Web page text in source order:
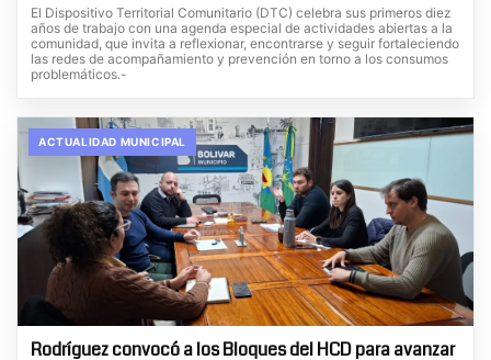
El Dispositivo Territorial Comunitario (DTC) celebra sus primeros diez
años de trabajo con una agenda especial de actividades abiertas a la
comunidad, que invita a reflexionar, encontrarse y seguir fortaleciendo
las redes de acompañamiento y prevención en torno a los consumos
problemáticos.-
ACTUALIDAD MUNICIPAL
Rodríguez convocó a los Bloques del HCD para avanzar